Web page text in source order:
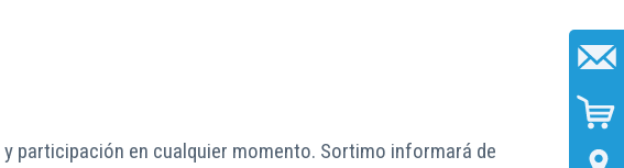
participación en cualquier momento. Sortimo informará de